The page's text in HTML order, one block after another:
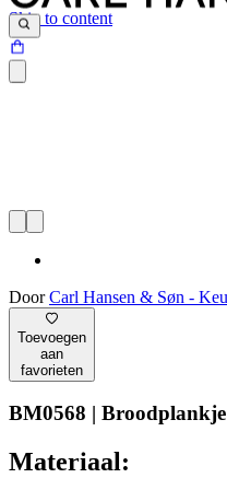
Skip to content
DoorCarl Hansen & Søn -
Toevoegen
aan
favorieten
BM0568 | Broodplankje
Materiaal: